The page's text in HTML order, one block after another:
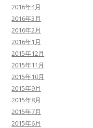
2016年4月
2016年3月
2016年2月
2016年1月
2015年12月
2015年11月
2015年10月
2015年9月
2015年8月
2015年7月
2015年6月